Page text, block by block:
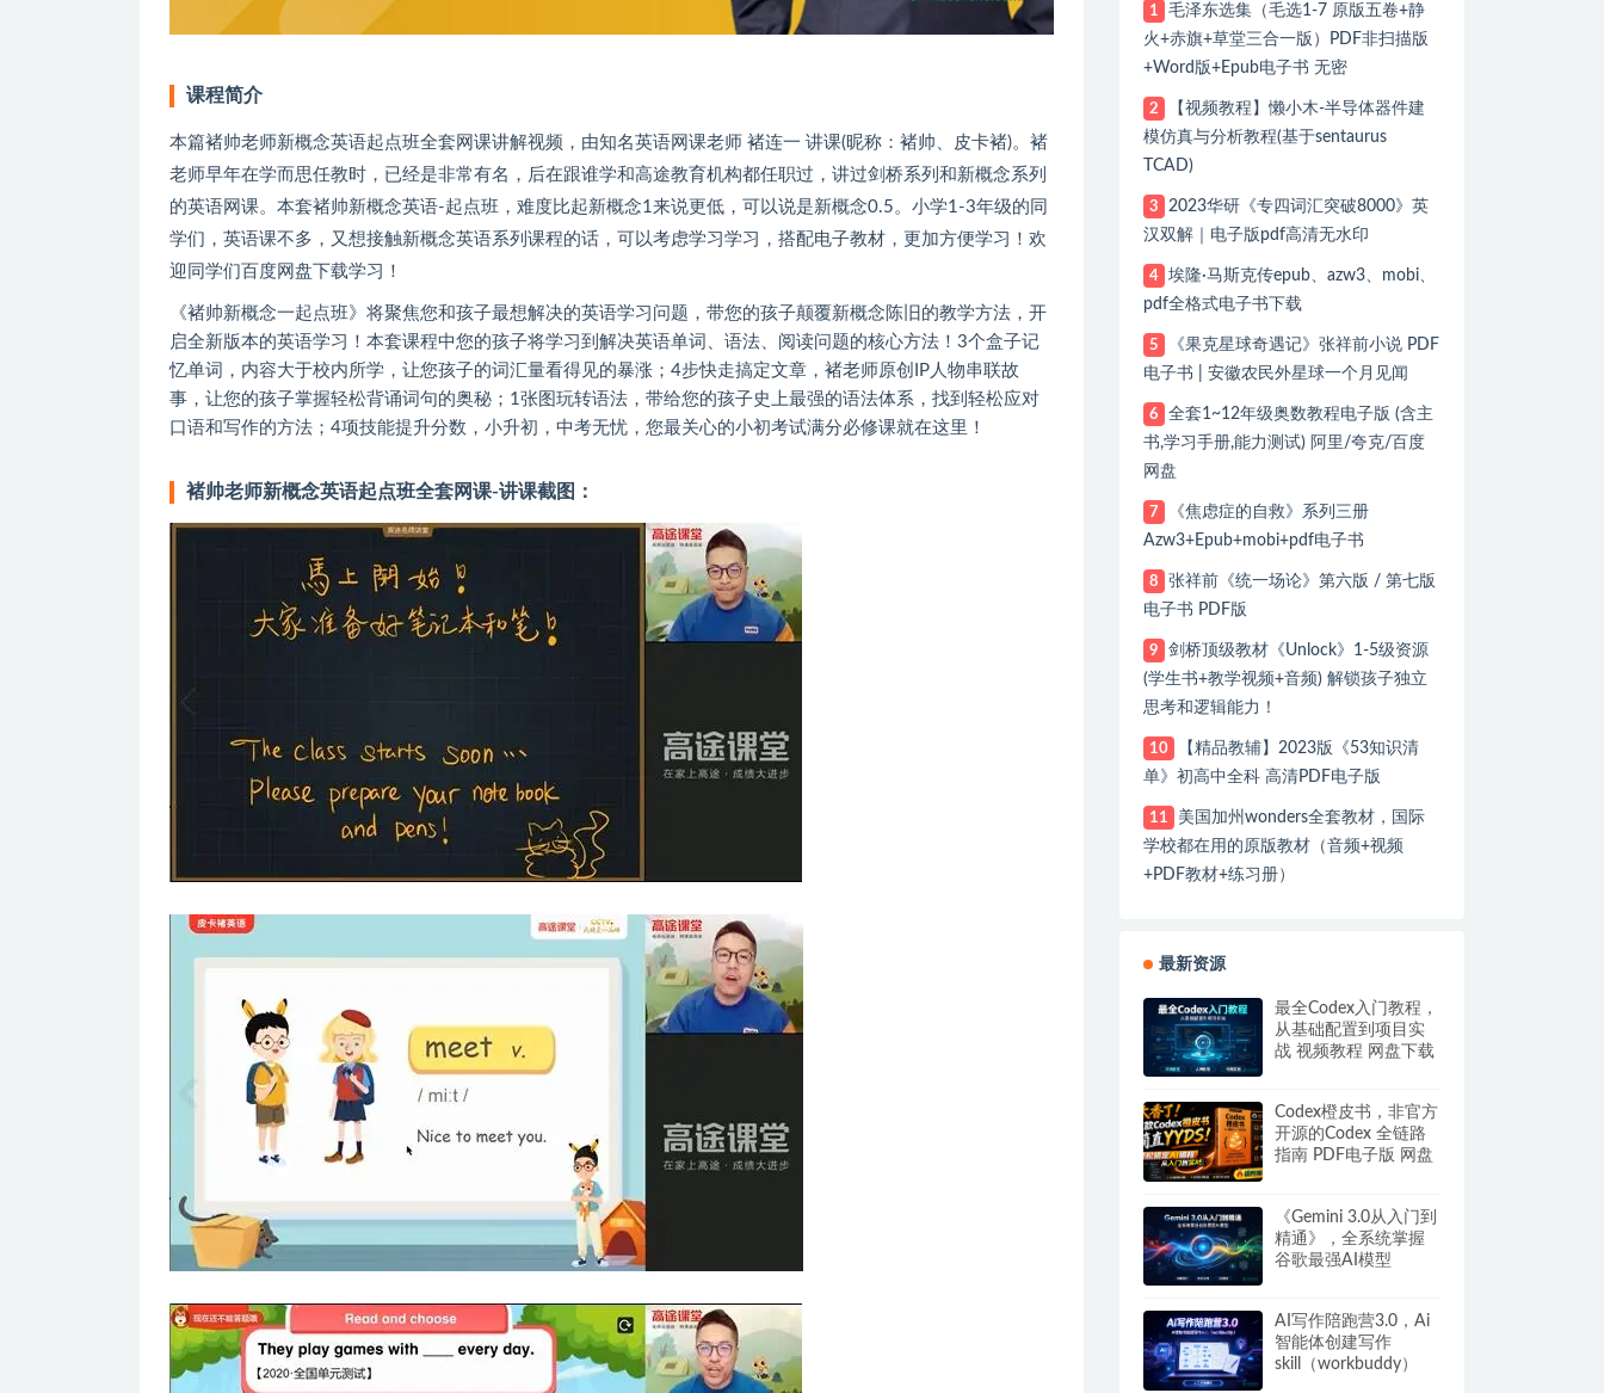
课程简介
本篇褚帅老师新概念英语起点班全套网课讲解视频，由知名英语网课老师 褚连一 讲课(昵称：褚帅、皮卡褚)。褚
老师早年在学而思任教时，已经是非常有名，后在跟谁学和高途教育机构都任职过，讲过剑桥系列和新概念系列
的英语网课。本套褚帅新概念英语-起点班，难度比起新概念1来说更低，可以说是新概念0.5。小学1-3年级的同
学们，英语课不多，又想接触新概念英语系列课程的话，可以考虑学习学习，搭配电子教材，更加方便学习！欢
迎同学们百度网盘下载学习！
《褚帅新概念一起点班》将聚焦您和孩子最想解决的英语学习问题，带您的孩子颠覆新概念陈旧的教学方法，开
启全新版本的英语学习！本套课程中您的孩子将学习到解决英语单词、语法、阅读问题的核心方法！3个盒子记
忆单词，内容大于校内所学，让您孩子的词汇量看得见的暴涨；4步快走搞定文章，褚老师原创IP人物串联故
事，让您的孩子掌握轻松背诵词句的奥秘；1张图玩转语法，带给您的孩子史上最强的语法体系，找到轻松应对
口语和写作的方法；4项技能提升分数，小升初，中考无忧，您最关心的小初考试满分必修课就在这里！
褚帅老师新概念英语起点班全套网课-讲课截图：
1
毛泽东选集（毛选1-7 原版五卷+静
火+赤旗+草堂三合一版）PDF非扫描版
+Word版+Epub电子书 无密
2
【视频教程】懒小木-半导体器件建
模仿真与分析教程(基于sentaurus
TCAD)
3
2023华研《专四词汇突破8000》英
汉双解｜电子版pdf高清无水印
4
埃隆·马斯克传epub、azw3、mobi、
pdf全格式电子书下载
5
《果克星球奇遇记》张祥前小说 PDF
电子书 | 安徽农民外星球一个月见闻
6
全套1~12年级奥数教程电子版 (含主
书,学习手册,能力测试) 阿里/夸克/百度
网盘
7
《焦虑症的自救》系列三册
Azw3+Epub+mobi+pdf电子书
8
张祥前《统一场论》第六版 / 第七版
电子书 PDF版
9
剑桥顶级教材《Unlock》1-5级资源
(学生书+教学视频+音频) 解锁孩子独立
思考和逻辑能力！
10
【精品教辅】2023版《53知识清
单》初高中全科 高清PDF电子版
11
美国加州wonders全套教材，国际
学校都在用的原版教材（音频+视频
+PDF教材+练习册）
最新资源
最全Codex入门教程，
从基础配置到项目实
战 视频教程 网盘下载
Codex橙皮书，非官方
开源的Codex 全链路
指南 PDF电子版 网盘
《Gemini 3.0从入门到
精通》，全系统掌握
谷歌最强AI模型
AI写作陪跑营3.0，Ai
智能体创建写作
skill（workbuddy）